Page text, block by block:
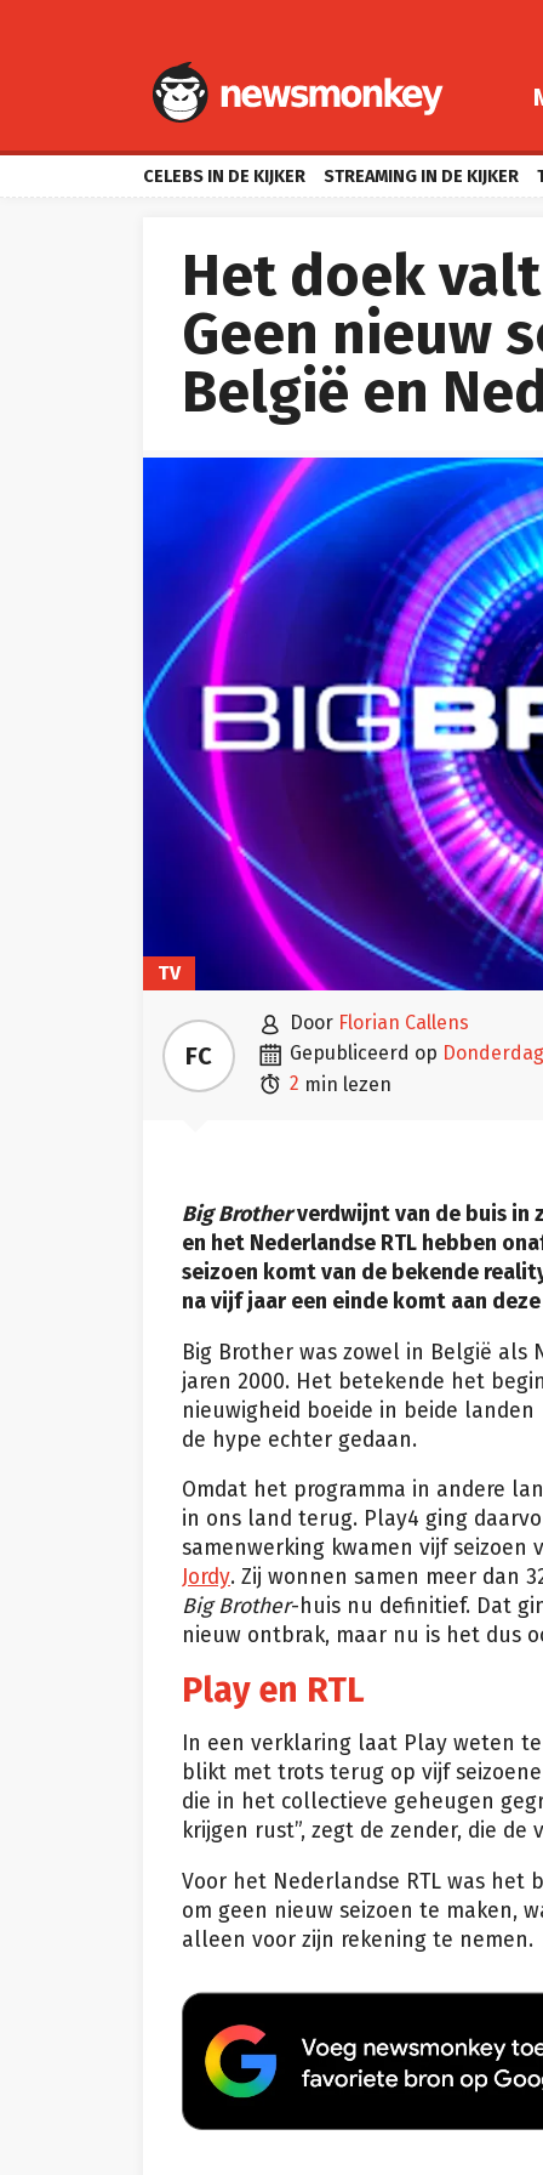
CELEBS IN DE KIJKER STREAMING IN DE KIJKER
Het doek
Geen nieuw
België en
TV
FC
 door Florian Callens
 gepubliceerd op
 2 min lezen
Big Brotherverdwijnt van de buis in
en het Nederlandse RTL hebben
seizoen komt van de bekende
na vijf jaar een einde komt aan
Big Brother was zowel in België
jaren 2000. Het betekende het
nieuwigheid boeide in beide
de hype echter gedaan.
Omdat het programma in andere
in ons land terug. Play4 ging
samenwerking kwamen vijf seizoen
Jordy. Zij wonnen samen meer dan
Big Brother-huis nu definitief. Dat
nieuw ontbrak, maar nu is het dus
Play en RTL
In een verklaring laat Play weten
blikt met trots terug op vijf
die in het collectieve geheugen
krijgen rust”, zegt de zender, die
Voor het Nederlandse RTL was het
om geen nieuw seizoen te maken,
alleen voor zijn rekening te nemen.